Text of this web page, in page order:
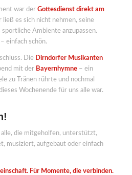
war der Gottesdienst direkt am
es sich nicht nehmen, seine
sportliche Ambiente anzupassen.
einfach schön.
Die Dirndorfer Musikanten
mit der Bayernhymne– ein
zu Tränen rührte und nochmal
Wochenende für uns alle war.
die mitgeholfen, unterstützt,
musiziert, aufgebaut oder einfach
Für Momente, die verbinden.